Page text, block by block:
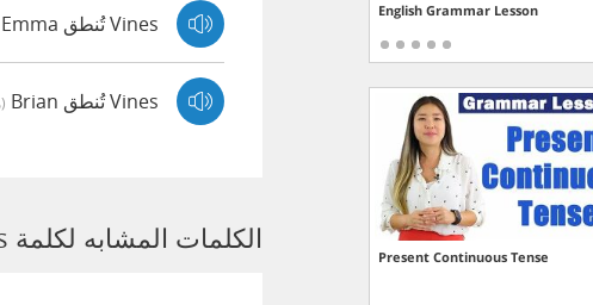
Vines تُنطق Emma
Vines تُنطق Brian
الكلمات المشابه لكلمة Vines
English Grammar Lesson
Present Continuous Tense